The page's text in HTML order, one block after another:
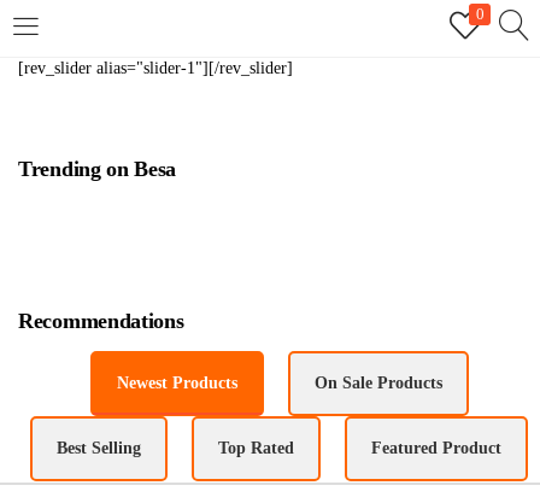
0
REGISTER
Enter your username and password to login.
[rev_slider alias="slider-1"][/rev_slider]
Trending on Besa
Recommendations
Newest Products On Sale Products
Best Selling Top Rated Featured Product